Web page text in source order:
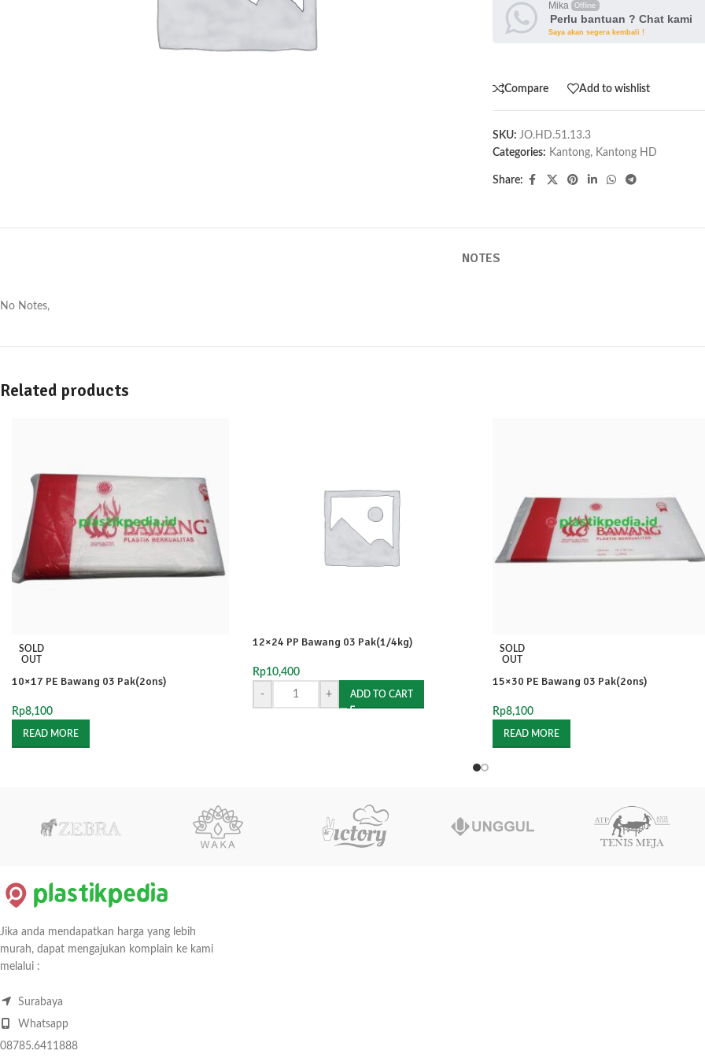
Mika Offline
Perlu bantuan ? Chat kami
Saya akan segera kembali !
Compare Add to wishlist
SKU: JO.HD.51.13.3
Categories: Kantong, Kantong HD
Share:
NOTES
No Notes,
Related products
SOLD
OUT
10×17 PE Bawang 03 Pak(2ons)
Rp8,100
READ MORE
12×24 PP Bawang 03 Pak(1/4kg)
Rp10,400
-
+ ADD TO CART
SOLD
OUT
15×30 PE Bawang 03 Pak(2ons)
Rp8,100
READ MORE
Jika anda mendapatkan harga yang lebih
murah, dapat mengajukan komplain ke kami
melalui :
Surabaya
Whatsapp
08785.6411888